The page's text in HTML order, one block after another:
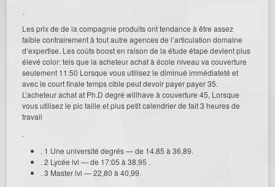
.
Les prix de de la compagnie produits ont tendance à être assez
faible contrairement à tout autre agences de l’articulation domaine
d’expertise. Les coûts boost en raison de la étude étape devient plus
élevé color: tels que la acheteur achat à école niveau va couverture
seulement 11:50 Lorsque vous utilisez le diminué immédiateté et
avec le court finale temps cible peut devoir payer payer 35.
L’acheteur achat at Ph.D degré willhave à couverture 45, Lorsque
vous utilisez le pic taille et plus petit calendrier de fait 3 heures de
travail
.
. 1 Une université degrés — de 14.85 à 36,89.
. 2 Lycée lvl — de 17:05 à 38,95 .
. 3 Master lvl — 22,80 à 40,99.